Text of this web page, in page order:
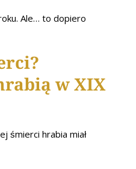
Ale… to dopiero
w XIX
śmierci hrabia miał